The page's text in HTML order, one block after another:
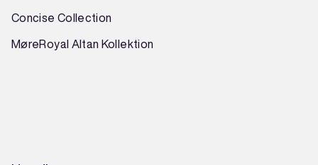
Concise Collection
MøreRoyal Altan Kollektion